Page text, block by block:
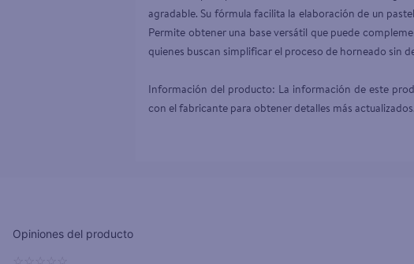
agradable. Su fórmula facilita la elaboración de un
Permite obtener una base versátil que puede
quienes buscan simplificar el proceso de horneado sin
Información del producto: La información de este
con el fabricante para obtener detalles más actualizados.